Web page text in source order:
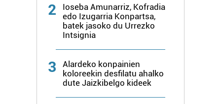
2
Ioseba Amunarriz, Kofradia
edo Izugarria Konpartsa,
batek jasoko du Urrezko
Intsignia
3
Alardeko konpainien
koloreekin desfilatu ahalko
dute Jaizkibelgo kideek